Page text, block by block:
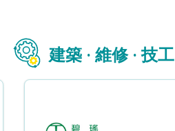
建築 · 維修 · 技工